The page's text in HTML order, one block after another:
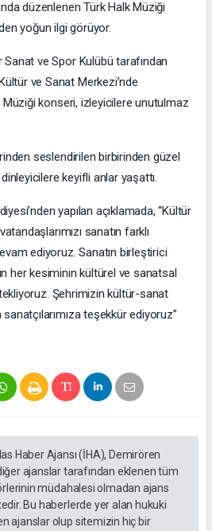
düzenlenen Türk Halk Müziği
yoğun ilgi görüyor.
ve Spor Kulübü tarafından
ve Sanat Merkezi’nde
konseri, izleyicilere unutulmaz
seslendirilen birbirinden güzel
keyifli anlar yaşattı.
yapılan açıklamada, “Kültür
sanatın farklı
ediyoruz. Sanatın birleştirici
her kesiminin kültürel ve sanatsal
Şehrimizin kültür-sanat
teşekkür ediyoruz”
Haber Ajansı (İHA), Demirören
ajanslar tarafından eklenen tüm
müdahalesi olmadan ajans
Bu haberlerde yer alan hukuki
ajanslar olup sitemizin hiç bir